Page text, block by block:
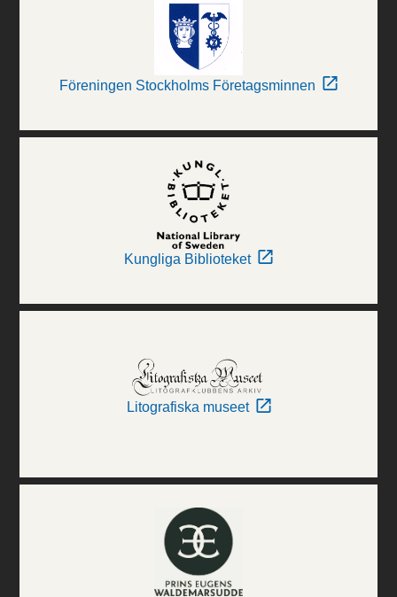
Föreningen Stockholms Företagsminnen
Kungliga Biblioteket
Litografiska museet